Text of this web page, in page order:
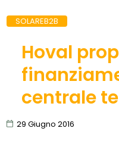
SOLAREB2B
Hoval
centrale
29 Giugno 2016